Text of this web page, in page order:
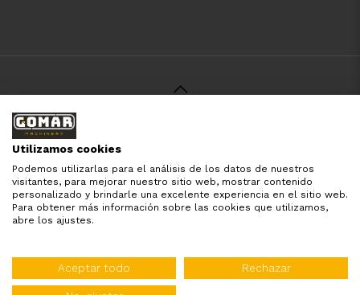
© 2021 Gomar Machinery -
Privacidad
Todas las marcas aquí mencionadas son de simple
referencia, es solo para especificar los productos que
comercializamos y el servicio que brindamos. Nuestra
empresa respeta todos los derechos de marca reservados
Diseñado por:
Utilizamos cookies
Podemos utilizarlas para el análisis de los datos de nuestros
visitantes, para mejorar nuestro sitio web, mostrar contenido
personalizado y brindarle una excelente experiencia en el sitio web.
Para obtener más información sobre las cookies que utilizamos,
abre los ajustes.
Aceptar todo Rechazar